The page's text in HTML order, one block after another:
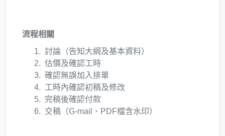
流程相關
討論（告知大綱及基本資料）
估價及確認工時
確認無誤加入排單
工時內確認初稿及修改
完稿後確認付款
交稿（G-mail、PDF檔含水印）